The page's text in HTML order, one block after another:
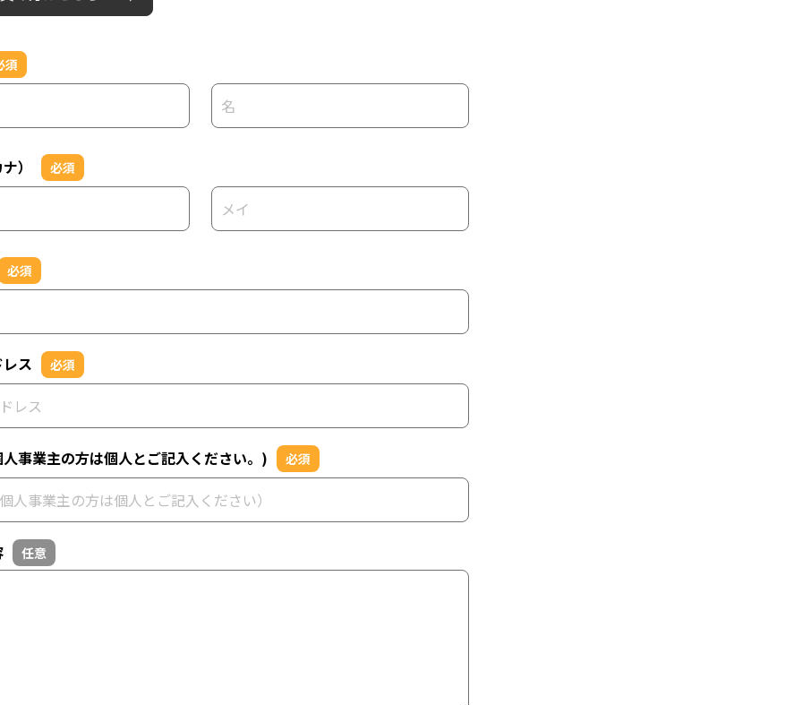
須
） 必須
必須
ス 必須
事業主の方は個人とご記入ください。) 必須
任意